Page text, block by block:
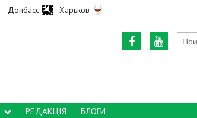
Донбасс Харьков
РЕДАКЦІЯ БЛОГИ